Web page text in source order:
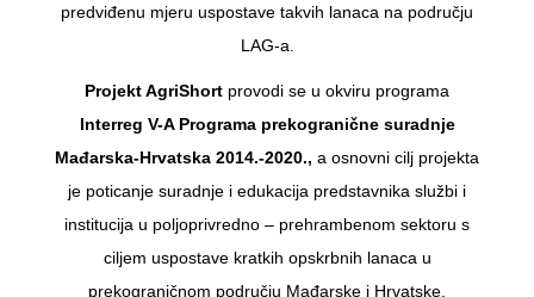
predviđenu mjeru uspostave takvih lanaca na području
LAG-a.
Projekt AgriShort provodi se u okviru programa
Interreg V-A Programa prekogranične suradnje
Mađarska-Hrvatska 2014.-2020., a osnovni cilj projekta
je poticanje suradnje i edukacija predstavnika službi i
institucija u poljoprivredno – prehrambenom sektoru s
ciljem uspostave kratkih opskrbnih lanaca u
prekograničnom području Mađarske i Hrvatske.